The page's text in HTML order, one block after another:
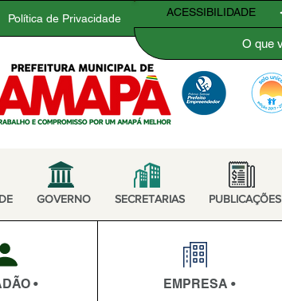
Política de Privacidade ACESSIBILIDADE
GOVERNO SECRETARIAS PUBLICAÇÕES
• EMPRESA •